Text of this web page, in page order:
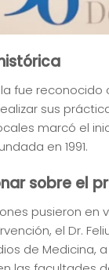
fue
sus
marcó el
en 1991.
sobre el
pusieron
el Dr.
de Medicina,